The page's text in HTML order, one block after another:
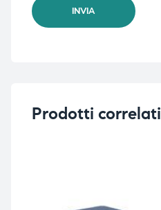
Prodotti correlati